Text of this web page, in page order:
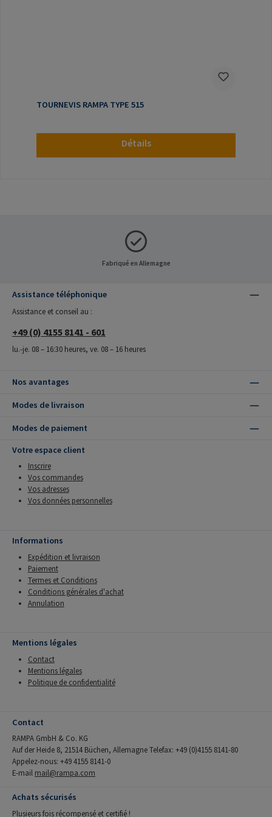
TOURNEVIS RAMPA TYPE 515
Détails
Fabriqué en Allemagne
Assistance téléphonique
Assistance et conseil au :
+49 (0) 4155 8141 - 601
lu.-je. 08 – 16:30 heures, ve. 08 – 16 heures
Nos avantages
Modes de livraison
Modes de paiement
Votre espace client
Inscrire
Vos commandes
Vos adresses
Vos données personnelles
Informations
Expédition et livraison
Paiement
Termes et Conditions
Conditions générales d'achat
Annulation
Mentions légales
Contact
Mentions légales
Politique de confidentialité
Contact
RAMPA GmbH & Co. KG
Auf der Heide 8, 21514 Büchen, Allemagne Telefax: +49 (0)4155 8141-80
Appelez-nous: +49 4155 8141-0
E-mail mail@rampa.com
Achats sécurisés
Plusieurs fois récompensé et certifié !